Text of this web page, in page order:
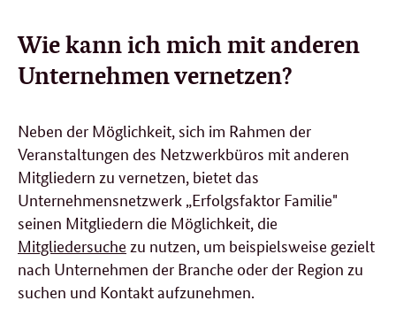
Wie kann ich mich mit anderen
Unternehmen vernetzen?
Neben der Möglichkeit, sich im Rahmen der
Veranstaltungen des Netzwerkbüros mit anderen
Mitgliedern zu vernetzen, bietet das
Unternehmensnetzwerk „Erfolgsfaktor Familie"
seinen Mitgliedern die Möglichkeit, die
Mitgliedersuche zu nutzen, um beispielsweise gezielt
nach Unternehmen der Branche oder der Region zu
suchen und Kontakt aufzunehmen.